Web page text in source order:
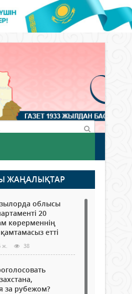
ЖАҢАЛЫҚТАР
облысы
20
көрерменнің
қамтамасыз етті
ж. 38
за рубежом?